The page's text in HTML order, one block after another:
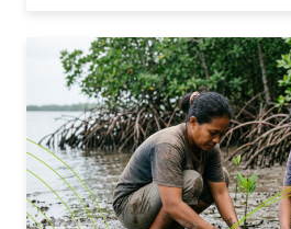
chi mette in valigia un…